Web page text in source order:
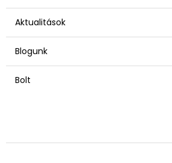
Aktualitások
Blogunk
Bolt